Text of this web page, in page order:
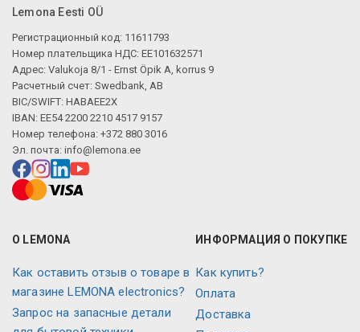
Lemona Eesti OÜ
Регистрационный код: 11611793
Номер плательщика НДС: EE101632571
Адрес: Valukoja 8/1 - Ernst Öpik A, korrus 9
Расчетный счет: Swedbank, AB
BIC/SWIFT: HABAEE2X
IBAN: EE54 2200 2210 4517 9157
Номер телефона: +372 880 3016
Эл. почта: info@lemona.ee
О LEMONA
Как оставить отзыв о товаре в
магазине LEMONA electronics?
Запрос на запасные детали
ИНФОРМАЦИЯ О ПОКУПКЕ
Как купить?
Оплата
Доставка